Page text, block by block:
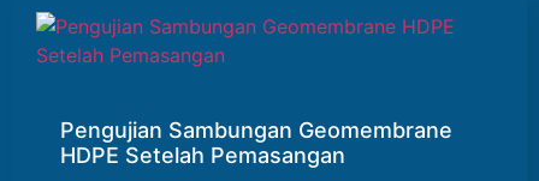
Pengujian Sambungan Geomembrane
HDPE Setelah Pemasangan